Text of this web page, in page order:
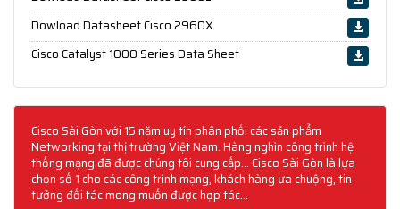
Dowload Datasheet Cisco 2960X
Cisco Catalyst 1000 Series Data Sheet
Cisco Sài Gòn với 15 năm uy tín phân phối các sản phẩm
Networking tại thị trường Việt Nam. Hàng nghìn công trình hệ
thống mạng đã được chúng tôi cung cấp... Cisco Sài Gòn là lựa
chọn số 1 cho các công trình mạng, khách hàng ưa chuộng, tin
tưởng đối tác mong muốn được hợp tác...